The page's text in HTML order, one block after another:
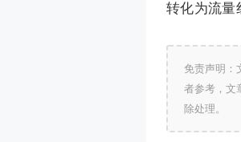
转化为流量
免责声明：
者参考，文
除处理。